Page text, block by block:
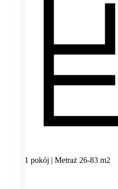
1 pokój | Metraż 26-83 m2